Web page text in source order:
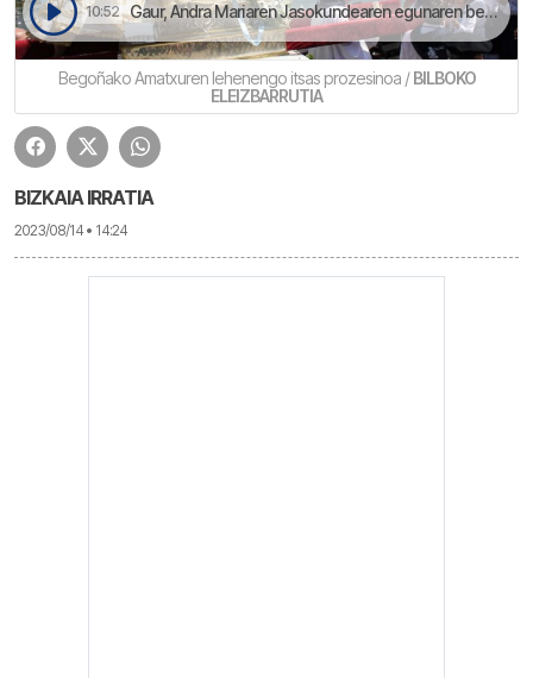
10:52 Gaur, Andra Mariaren Jasokundearen egunaren bezperan, Begoñako kofradiak itsas erromesaldia egingo dau Begoñako Amaren irudiagaz | Lau Haizetara
Begoñako Amatxuren lehenengo itsas prozesinoa /BILBOKO
ELEIZBARRUTIA
BIZKAIA IRRATIA
2023/08/14 • 14:24